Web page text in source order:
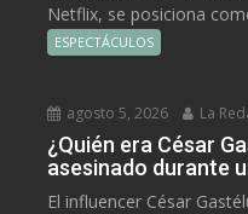
Netflix, se posiciona
ESPECTÁCULOS
agosto 5, 2026 La
¿Quién era César
asesinado durante
El influencer César